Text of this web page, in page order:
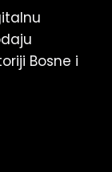
Bosne i